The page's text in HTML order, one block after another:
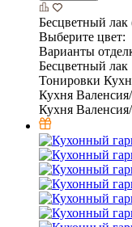
Бесцветный лак
Выберите цвет:
Варианты
Бесцветный лак
Тонировки
Кухня
Кухня